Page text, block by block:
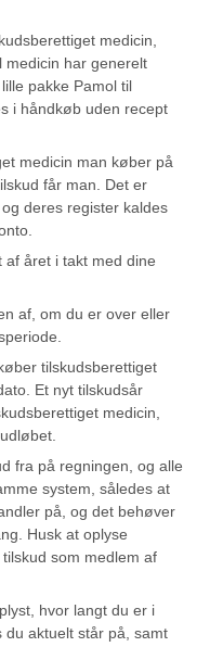
medicin,
medicin har generelt
pakke Pamol til
i håndkøb uden recept
medicin man køber på
får man. Det er
deres register kaldes
af året i takt med dine
af, om du er over eller
tilskudsberettiget
Et nyt tilskudsår
medicin,
fra på regningen, og alle
system, således at
på, og det behøver
Husk at oplyse
som medlem af
hvor langt du er i
du aktuelt står på, samt